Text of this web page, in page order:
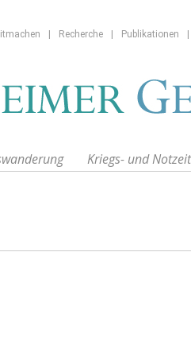
Recherche Publikationen
Kriegs- und